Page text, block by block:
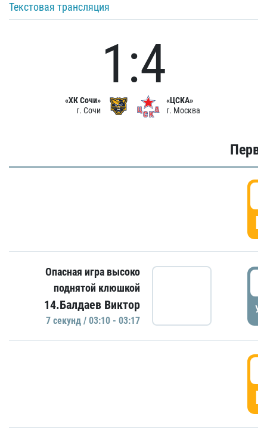
Текстовая трансляция
«ХК Сочи»
г. Сочи
1:4
«ЦСКА»
г. Москва
Опасная игра высоко
поднятой клюшкой
14.Балдаев Виктор
7 секунд / 03:10 - 03:17